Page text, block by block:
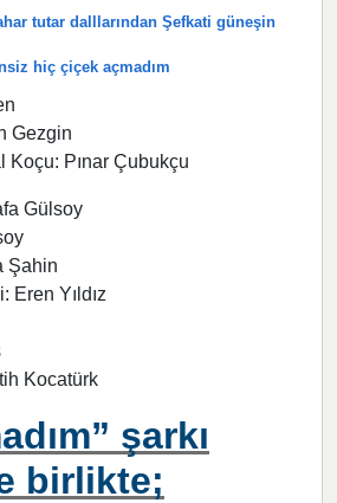
tutar dalllarından Şefkati güneşin
hiç çiçek açmadım
Gezgin
Koçu: Pınar Çubukçu
Gülsoy
Şahin
Eren Yıldız
Kocatürk
şarkı
birlikte;